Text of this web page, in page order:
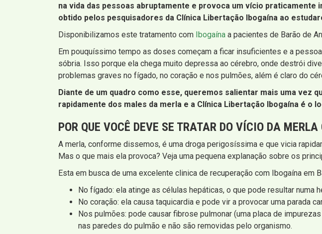
na vida das pessoas abruptamente e provoca um vício
obtido pelos pesquisadores da Clínica Libertação Ibogaína ao
Disponibilizamos este tratamento com Ibogaína a pacientes de Barão de
Em pouquíssimo tempo as doses começam a ficar insuficientes e a
sóbria. Isso porque ela chega muito depressa ao cérebro, onde destrói
problemas graves no fígado, no coração e nos pulmões, além é claro do
Diante de um quadro como esse, queremos salientar mais uma vez
rapidamente dos males da merla e a Clínica Libertação Ibogaína é o
POR QUE VOCÊ DEVE SE TRATAR DO VÍCIO DA
A merla, conforme dissemos, é uma droga perigosíssima e que vicia
Mas o que mais ela provoca? Veja uma pequena explanação sobre os
Esta em busca de uma excelente clinica de recuperação com Ibogaína em
No fígado: ela atinge as células hepáticas, o que pode resultar numa
No coração: ela causa taquicardia e pode vir a provocar uma parada
Nos pulmões: pode causar fibrose pulmonar (uma placa de
nas paredes do pulmão e não são removidas pelo organismo.